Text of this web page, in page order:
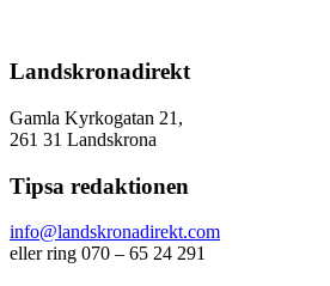
Landskronadirekt
Gamla Kyrkogatan 21,
261 31 Landskrona
Tipsa redaktionen
info@landskronadirekt.com
eller ring 070 – 65 24 291